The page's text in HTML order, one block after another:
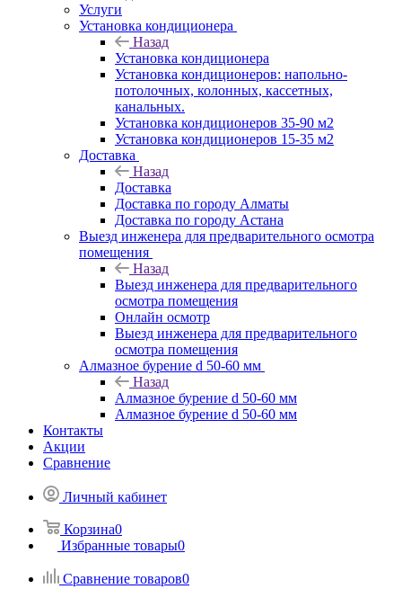
Услуги
Установка кондиционера
Назад
Установка кондиционера
Установка кондиционеров: напольно-
потолочных, колонных, кассетных,
канальных.
Установка кондиционеров 35-90 м2
Установка кондиционеров 15-35 м2
Доставка
Назад
Доставка
Доставка по городу Алматы
Доставка по городу Астана
Выезд инженера для предварительного осмотра
помещения
Назад
Выезд инженера для предварительного
осмотра помещения
Онлайн осмотр
Выезд инженера для предварительного
осмотра помещения
Алмазное бурение d 50-60 мм
Назад
Алмазное бурение d 50-60 мм
Алмазное бурение d 50-60 мм
Контакты
Акции
Сравнение
Личный кабинет
Корзина0
Избранные товары0
Сравнение товаров0